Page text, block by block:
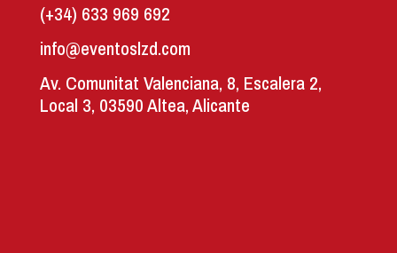
(+34) 633 969 692
info@eventoslzd.com
Av. Comunitat Valenciana, 8, Escalera 2,
Local 3, 03590 Altea, Alicante